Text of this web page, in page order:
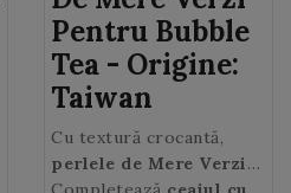
Pentru Bubble
Tea - Origine:
Taiwan
Cu textură crocantă,
perlele de Mere Verzi